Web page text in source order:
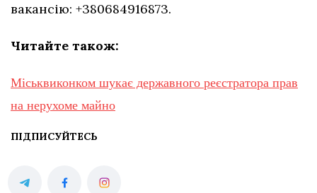
вакансію: +380684916873.
Читайте також:
Міськвиконком шукає державного реєстратора прав
на нерухоме майно
ПІДПИСУЙТЕСЬ